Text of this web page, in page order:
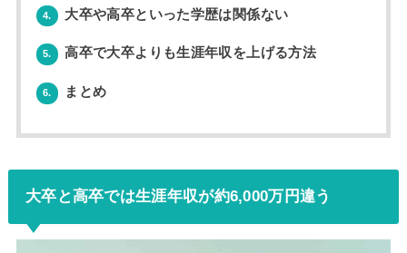
4. 大卒や高卒といった学歴は関係ない
5. 高卒で大卒よりも生涯年収を上げる方法
6. まとめ
大卒と高卒では生涯年収が約6,000万円違う